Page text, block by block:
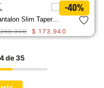
-40%
Pantalon Slim Tapered Chino P Hombre
289.900 $ 173 .940
de 35